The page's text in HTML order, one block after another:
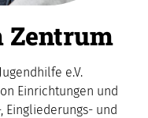
Zentrum
e.V.
Einrichtungen und
Eingliederungs- und